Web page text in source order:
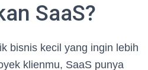
SaaS?
bisnis kecil yang ingin lebih
klienmu, SaaS punya